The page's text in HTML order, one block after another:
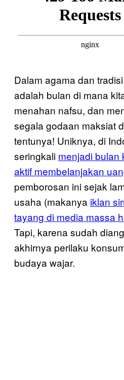
Dalam agama dan
adalah bulan di mana
menahan nafsu, dan
segala godaan maksiat
tentunya! Uniknya, di
seringkali menjadi bulan
aktif membelanjakan
pemborosan ini sejak
usaha (makanya iklan
tayang di media massa
Tapi, karena sudah
akhirnya perilaku
budaya wajar.